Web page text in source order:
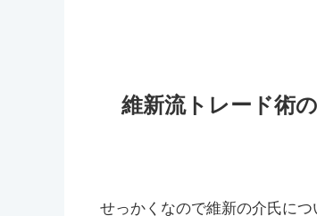
維新流トレード術
せっかくなので維新の介氏につ